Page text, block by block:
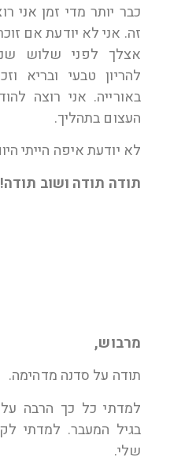
כבר יותר מדי זמן אני
זה. אני לא יודעת אם
אצלך לפני שלוש
להריון טבעי ובריא
באורייה. אני רוצה
העצום בתהליך.
לא יודעת איפה הייתי
תודה תודה ושוב תודה!
מרבוש,
תודה על סדנה מדהימה.
למדתי כל כך הרבה
בגיל המעבר. למדתי
שלי.